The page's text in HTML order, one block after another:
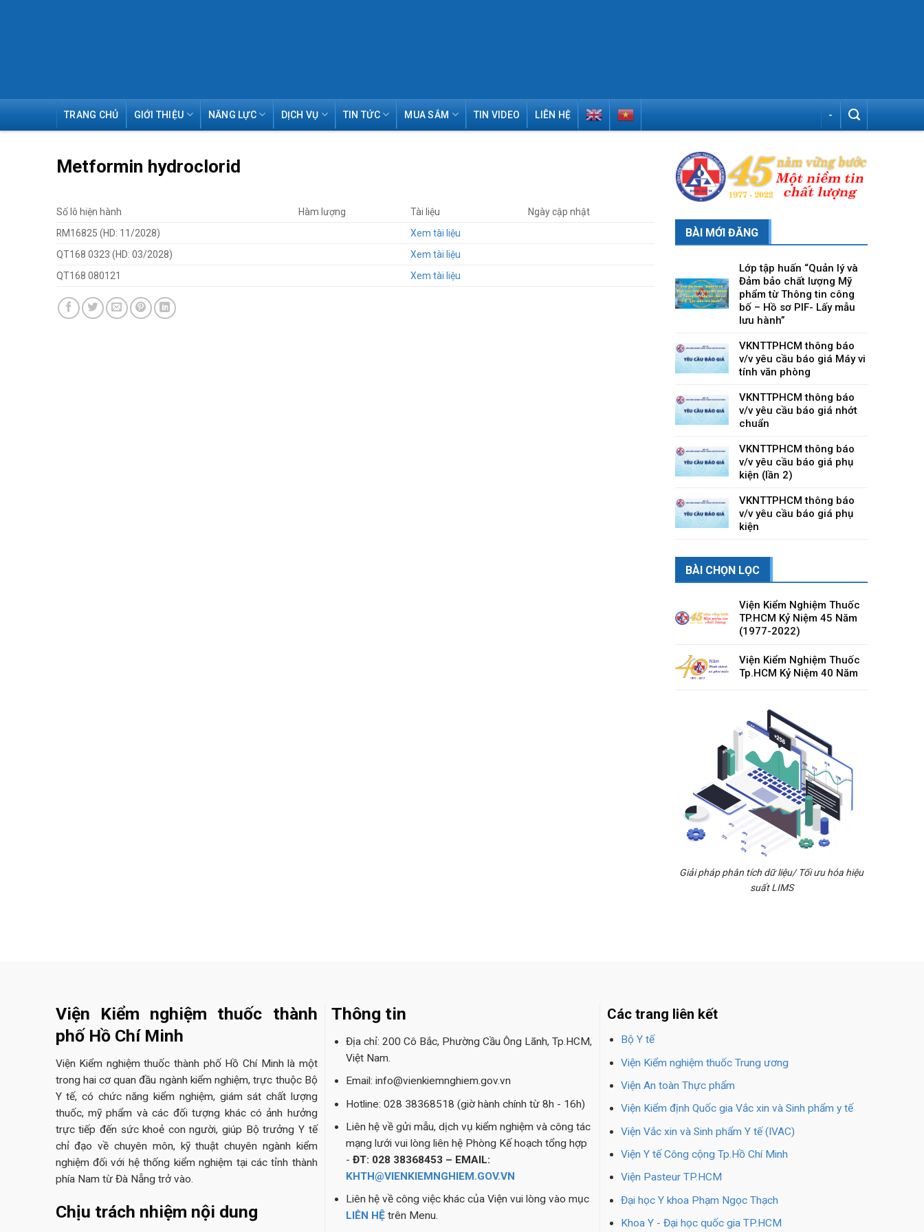
TRANG CHỦ GIỚI THIỆU NĂNG LỰC DỊCH VỤ TIN TỨC MUA SẮM TIN VIDEO LIÊN HỆ -
Metformin hydroclorid
Số lô hiện hành Hàm lượng Tài liệu
Ngày cập nhật
RM16825 (HD: 11/2028)
Xem tài liệu
QT168 0323 (HD: 03/2028)
Xem tài liệu
QT168 080121
Xem tài liệu
BÀI MỚI ĐĂNG
Lớp tập huấn “Quản lý và
Đảm bảo chất lượng Mỹ
phẩm từ Thông tin công
bố – Hồ sơ PIF- Lấy mẫu
lưu hành”
VKNTTPHCM thông báo
v/v yêu cầu báo giá Máy vi
tính văn phòng
VKNTTPHCM thông báo
v/v yêu cầu báo giá nhớt
chuẩn
VKNTTPHCM thông báo
v/v yêu cầu báo giá phụ
kiện (lần 2)
VKNTTPHCM thông báo
v/v yêu cầu báo giá phụ
kiện
BÀI CHỌN LỌC
Viện Kiểm Nghiệm Thuốc
TP.HCM Kỷ Niệm 45 Năm
(1977-2022)
Viện Kiểm Nghiệm Thuốc
Tp.HCM Kỷ Niệm 40 Năm
Giải pháp phân tích dữ liệu/ Tối ưu hóa hiệu
suất LIMS
Viện Kiểm nghiệm thuốc thành
phố Hồ Chí Minh
Viện Kiểm nghiệm thuốc thành phố Hồ Chí Minh là một
trong hai cơ quan đầu ngành kiểm nghiệm, trực thuộc Bộ
Y tế, có chức năng kiểm nghiệm, giám sát chất lượng
thuốc, mỹ phẩm và các đối tượng khác có ảnh hưởng
trực tiếp đến sức khoẻ con người, giúp Bộ trưởng Y tế
chỉ đạo về chuyên môn, kỹ thuật chuyên ngành kiểm
nghiệm đối với hệ thống kiểm nghiệm tại các tỉnh thành
phía Nam từ Đà Nẵng trở vào.
Chịu trách nhiệm nội dung
Thông tin
Địa chỉ: 200 Cô Bắc, Phường Cầu Ông Lãnh, Tp.HCM,
Việt Nam.
Email: info@vienkiemnghiem.gov.vn
Hotline: 028 38368518 (giờ hành chính từ 8h - 16h)
Liên hệ về gửi mẫu, dịch vụ kiểm nghiệm và công tác
mạng lưới vui lòng liên hệ Phòng Kế hoạch tổng hợp
- ĐT: 028 38368453 – EMAIL:
KHTH@VIENKIEMNGHIEM.GOV.VN
Liên hệ về công việc khác của Viện vui lòng vào mục
LIÊN HỆtrên Menu.
Các trang liên kết
Bộ Y tế
Viện Kiểm nghiệm thuốc Trung ương
Viện An toàn Thực phẩm
Viện Kiểm định Quốc gia Vắc xin và Sinh phẩm y tế
Viện Vắc xin và Sinh phẩm Y tế (IVAC)
Viện Y tế Công cộng Tp.Hồ Chí Minh
Viện Pasteur TP.HCM
Đại học Y khoa Phạm Ngọc Thạch
Khoa Y - Đại học quốc gia TP.HCM